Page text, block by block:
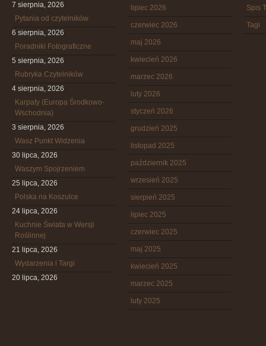
7 sierpnia, 2026
Pytania od czytelników
6 sierpnia, 2026
Poradniki Fotograficzne
5 sierpnia, 2026
Rubryka Czytelników
4 sierpnia, 2026
Karpaty (Europa Środkowo-
Wschodnia)
3 sierpnia, 2026
Wasz Punkt Widzenia
30 lipca, 2026
Waszym Spojrzeniem
25 lipca, 2026
Polska na Koszulce
24 lipca, 2026
Kuchnie Świata w Wersji
Roślinnej
21 lipca, 2026
Wydarzenia i Targi
20 lipca, 2026
lipiec 2026
czerwiec 2026
maj 2026
kwiecień 2026
marzec 2026
luty 2026
styczeń 2026
grudzień 2025
listopad 2025
październik 2025
wrzesień 2025
sierpień 2025
lipiec 2025
czerwiec 2025
maj 2025
kwiecień 2025
marzec 2025
luty 2025
Spis
Tagi